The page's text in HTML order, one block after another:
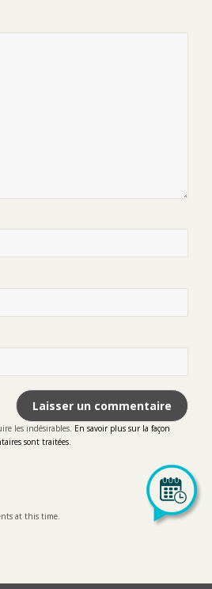
les indésirables. En savoir plus sur la façon
sont traitées.
at this time.